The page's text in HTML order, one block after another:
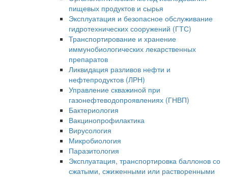
пищевых продуктов и сырья
Эксплуатация и безопасное обслуживание
гидротехнических сооружений (ГТС)
Транспортирование и хранение
иммунобиологических лекарственных
препаратов
Ликвидация разливов нефти и
нефтепродуктов (ЛРН)
Управление скважиной при
газонефтеводопроявлениях (ГНВП)
Бактериология
Вакцинопрофилактика
Вирусология
Микробиология
Паразитология
Эксплуатация, транспортировка баллонов со
сжатыми, сжиженными или растворенными